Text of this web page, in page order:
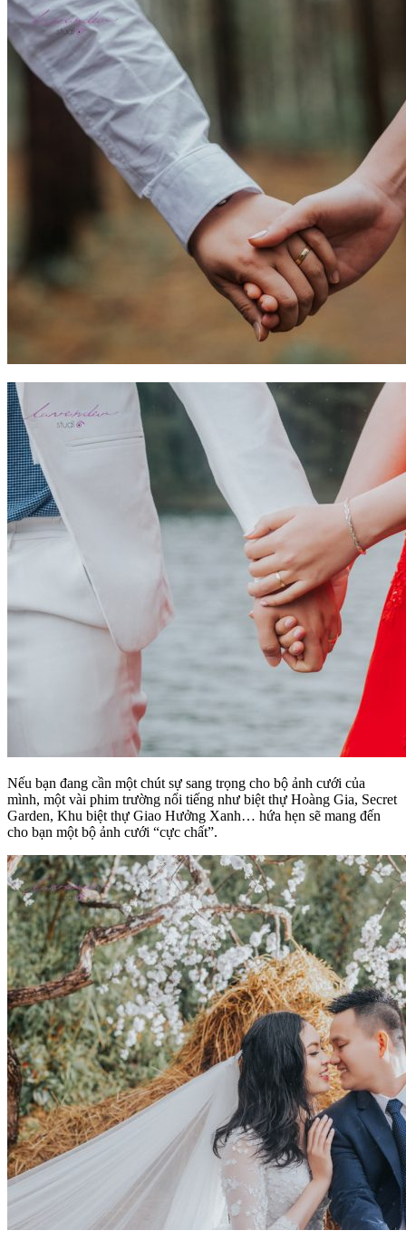
Nếu bạn đang cần một chút sự sang trọng cho bộ ảnh cưới của
mình, một vài phim trường nổi tiếng như biệt thự Hoàng Gia, Secret
Garden, Khu biệt thự Giao Hưởng Xanh… hứa hẹn sẽ mang đến
cho bạn một bộ ảnh cưới “cực chất”.